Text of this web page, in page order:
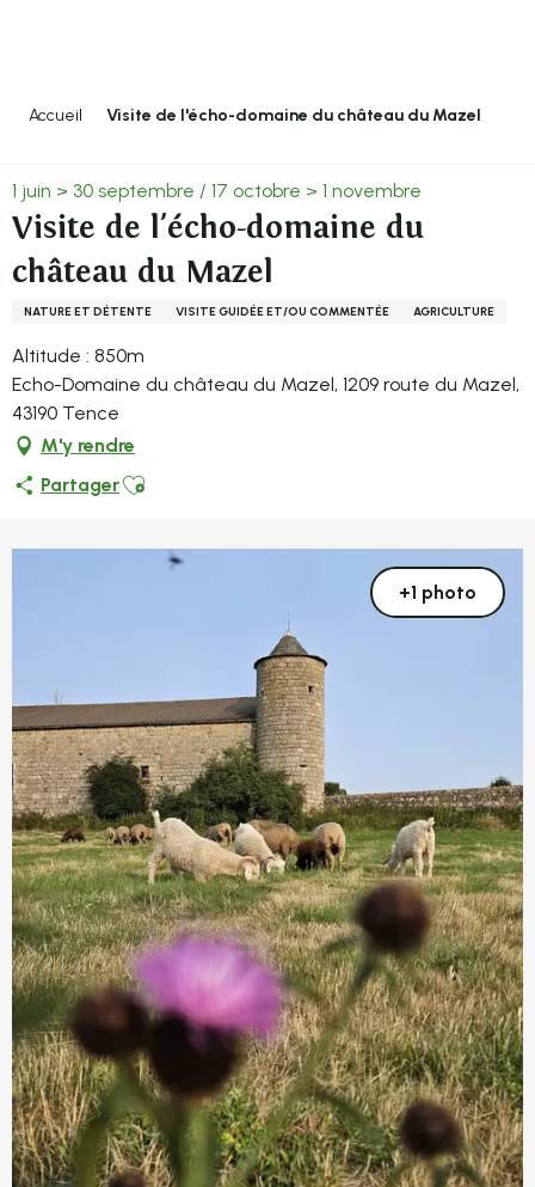
Accueil Visite de l'écho-domaine du château du Mazel
1 juin > 30 septembre / 17 octobre > 1 novembre
Visite de l'écho-domaine du
château du Mazel
NATURE ET DÉTENTE VISITE GUIDÉE ET/OU COMMENTÉE AGRICULTURE
Altitude : 850m
Echo-Domaine du château du Mazel, 1209 route du Mazel,
43190 Tence
M'y rendre
PartagerAjouter aux favoris
+1 photo